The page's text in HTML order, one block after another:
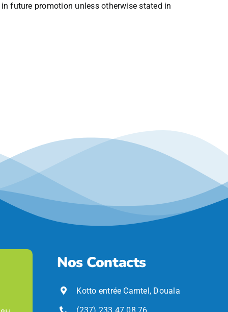
future promotion unless otherwise stated in
Nos Contacts
Kotto entrée Camtel, Douala